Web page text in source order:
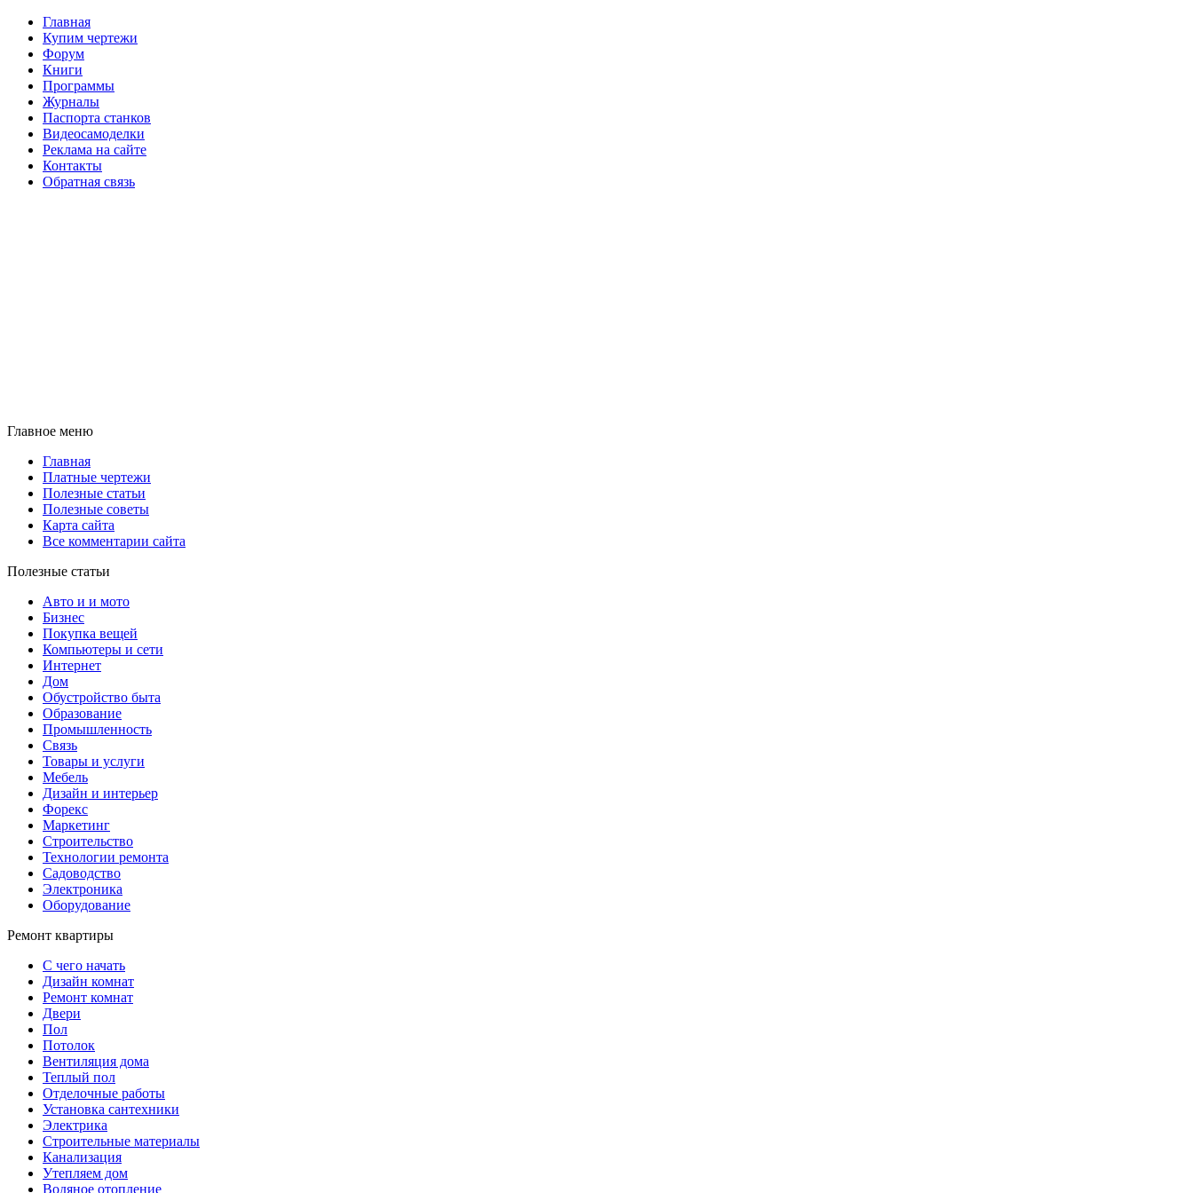
Главная
Купим чертежи
Форум
Книги
Программы
Журналы
Паспорта станков
Видеосамоделки
Реклама на сайте
Контакты
Обратная связь
Главное меню
Главная
Платные чертежи
Полезные статьи
Полезные советы
Карта сайта
Все комментарии сайта
Полезные статьи
Авто и и мото
Бизнес
Покупка вещей
Компьютеры и сети
Интернет
Дом
Обустройство быта
Образование
Промышленность
Связь
Товары и услуги
Мебель
Дизайн и интерьер
Форекс
Маркетинг
Строительство
Технологии ремонта
Садоводство
Электроника
Оборудование
Ремонт квартиры
С чего начать
Дизайн комнат
Ремонт комнат
Двери
Пол
Потолок
Вентиляция дома
Теплый пол
Отделочные работы
Установка сантехники
Электрика
Строительные материалы
Канализация
Утепляем дом
Водяное отопление